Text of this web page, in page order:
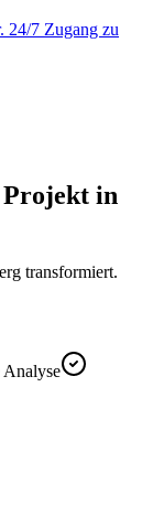
24/7 Zugang zu
in
transformiert.